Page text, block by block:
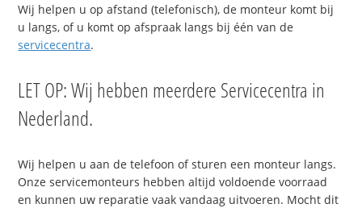
Wij helpen u op afstand (telefonisch), de monteur komt bij
u langs, of u komt op afspraak langs bij één van de
servicecentra.
LET OP: Wij hebben meerdere Servicecentra in
Nederland.
Wij helpen u aan de telefoon of sturen een monteur langs.
Onze servicemonteurs hebben altijd voldoende voorraad
en kunnen uw reparatie vaak vandaag uitvoeren. Mocht dit